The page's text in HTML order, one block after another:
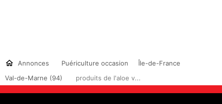
Annonces Puériculture occasion
Île-de-France
Val-de-Marne (94)
produits de l'aloe v...